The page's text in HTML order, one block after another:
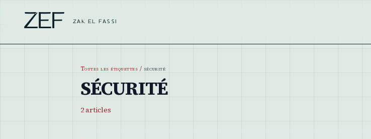
ZEF ZAK EL FASSI
Toutes les étiquettes / sécurité
SÉCURITÉ
2articles